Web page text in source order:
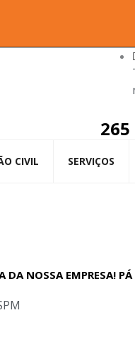
265
CIVIL SERVIÇOS
NOSSA EMPRESA!